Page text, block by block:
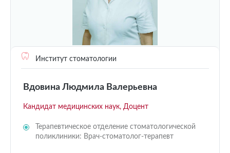
Институт стоматологии
Вдовина Людмила Валерьевна
Кандидат медицинских наук, Доцент
Терапевтическое отделение стоматологической
поликлиники: Врач-стоматолог-терапевт